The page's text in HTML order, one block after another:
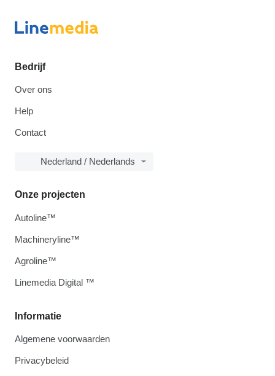
Bedrijf
Over ons
Help
Contact
Nederland / Nederlands
Informatie
Algemene voorwaarden
Privacybeleid
Onze projecten
Autoline™
Machineryline™
Agroline™
Linemedia Digital ™